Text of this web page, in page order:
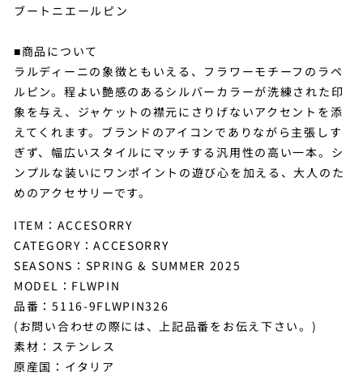
ブートニエールピン
■商品について
ラルディーニの象徴ともいえる、フラワーモチーフのラペ
ルピン。程よい艶感のあるシルバーカラーが洗練された印
象を与え、ジャケットの襟元にさりげないアクセントを添
えてくれます。ブランドのアイコンでありながら主張しす
ぎず、幅広いスタイルにマッチする汎用性の高い一本。シ
ンプルな装いにワンポイントの遊び心を加える、大人のた
めのアクセサリーです。
ITEM：ACCESORRY
CATEGORY：ACCESORRY
SEASONS：SPRING & SUMMER 2025
MODEL：FLWPIN
品番：5116-9FLWPIN326
(お問い合わせの際には、上記品番をお伝え下さい。)
素材：ステンレス
原産国：イタリア